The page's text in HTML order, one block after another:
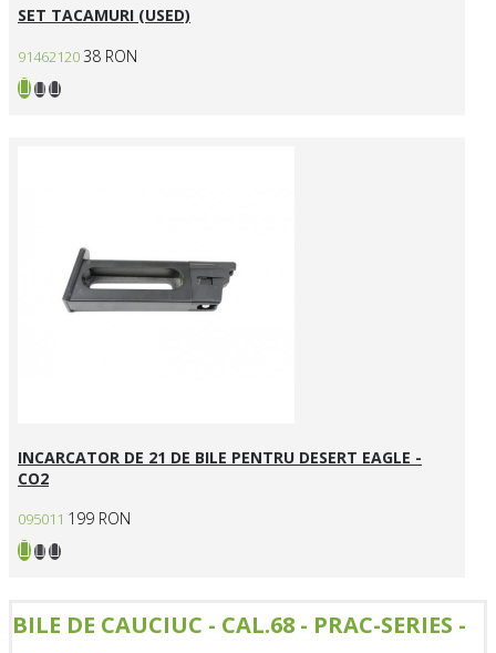
SET TACAMURI (USED)
91462120 38 RON
INCARCATOR DE 21 DE BILE PENTRU DESERT EAGLE -
CO2
095011 199 RON
BILE DE CAUCIUC - CAL.68 - PRAC-SERIES -